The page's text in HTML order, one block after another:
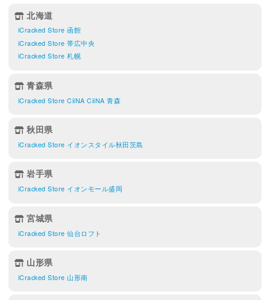
北海道
iCracked Store 函館
iCracked Store 帯広中央
iCracked Store 札幌
青森県
iCracked Store CiiNA CiiNA 青森
秋田県
iCracked Store イオンスタイル秋田茨島
岩手県
iCracked Store イオンモール盛岡
宮城県
iCracked Store 仙台ロフト
山形県
iCracked Store 山形南